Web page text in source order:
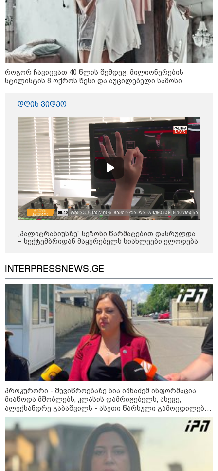
13:24 / 07-08-2026
"საქართველოსთვის თქვენზე ნაკლები
მებრძოლის დედა ვატირე!" - რას ამბობს
გიორგი ბარამიძე პროკურატურის
განცხადების შემდეგ
19:05 / 07-08-2026
"2008 წელს საქართველო
გადავარჩინეთ - აი, 2012 წლის
"გამარჯვება" ვინც იზეიმეთ,
სწორედ ეგ იყო ქართული
ისტორიული კატასტროფა და
რაც რუსმა ჯარით ვერ აიღო,
14:20 / 07-08-2026
"ჩემი აზრით, ენამ გაუსწრო
აზრს და არ არის ეს კარგი,
თუმცა თუ რაიმეში არ მეპარება
ეჭვი, გიორგი ბარამიძის
პატრიოტიზმია" - ნიკა გვარამია
13:42 / 07-08-2026
"საქართველო მშვიდი ქვეყანაა,
სტუმართმოყვარე ხალხი ვართ
და ყველას შეუძლია ჩამოვიდეს,
არავინ შეზღუდული არაა" - კახა
კალაძე
13:27 / 07-08-2026
"სტუმართმოყვარე ხალხი ვართ
- რუსს, ყაზახს, უკრაინელს,
შვეიცარიელს, იტალიელს,
ამერიკელს, შეუძლია
ჩამოვიდეს, დახარჯოს ფული...
არავინ შეზღუდული არაა" -
კალაძე
როგორ ჩავიცვათ 40 წლის შემდეგ: მილიონერების
სტილისტის 8 ოქროს წესი და აუცილებელი სამოსი
დღის ვიდეო
„პალიტრანიუსზე“ სეზონი წარმატებით დასრულდა
– სექტემბრიდან მაყურებელს სიახლეები ელოდება
INTERPRESSNEWS.GE
პროკურორი - შევიწროებაზე ნია იმნაძემ ინფორმაცია
მიაწოდა მშობლებს, კლასის დამრიგებელს, ასევე,
ალექსანდრე გაბაშვილს - ასეთი წარსული გამოცდილების
ადამიანისთვის ინფორმაციის მიწოდება, რომ
მასწავლებელი სექსუალურად ავიწროებდა,
ფაქტობრივად, წაქეზება იყო